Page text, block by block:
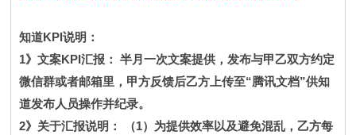
知道KPI说明：
1》文案KPI汇报：半月一次文案提供，发布与甲乙双方约定
微信群或者邮箱里，甲方反馈后乙方上传至“腾讯文档”供知
道发布人员操作并纪录。
2》关于汇报说明： （1）为提供效率以及避免混乱，乙方每